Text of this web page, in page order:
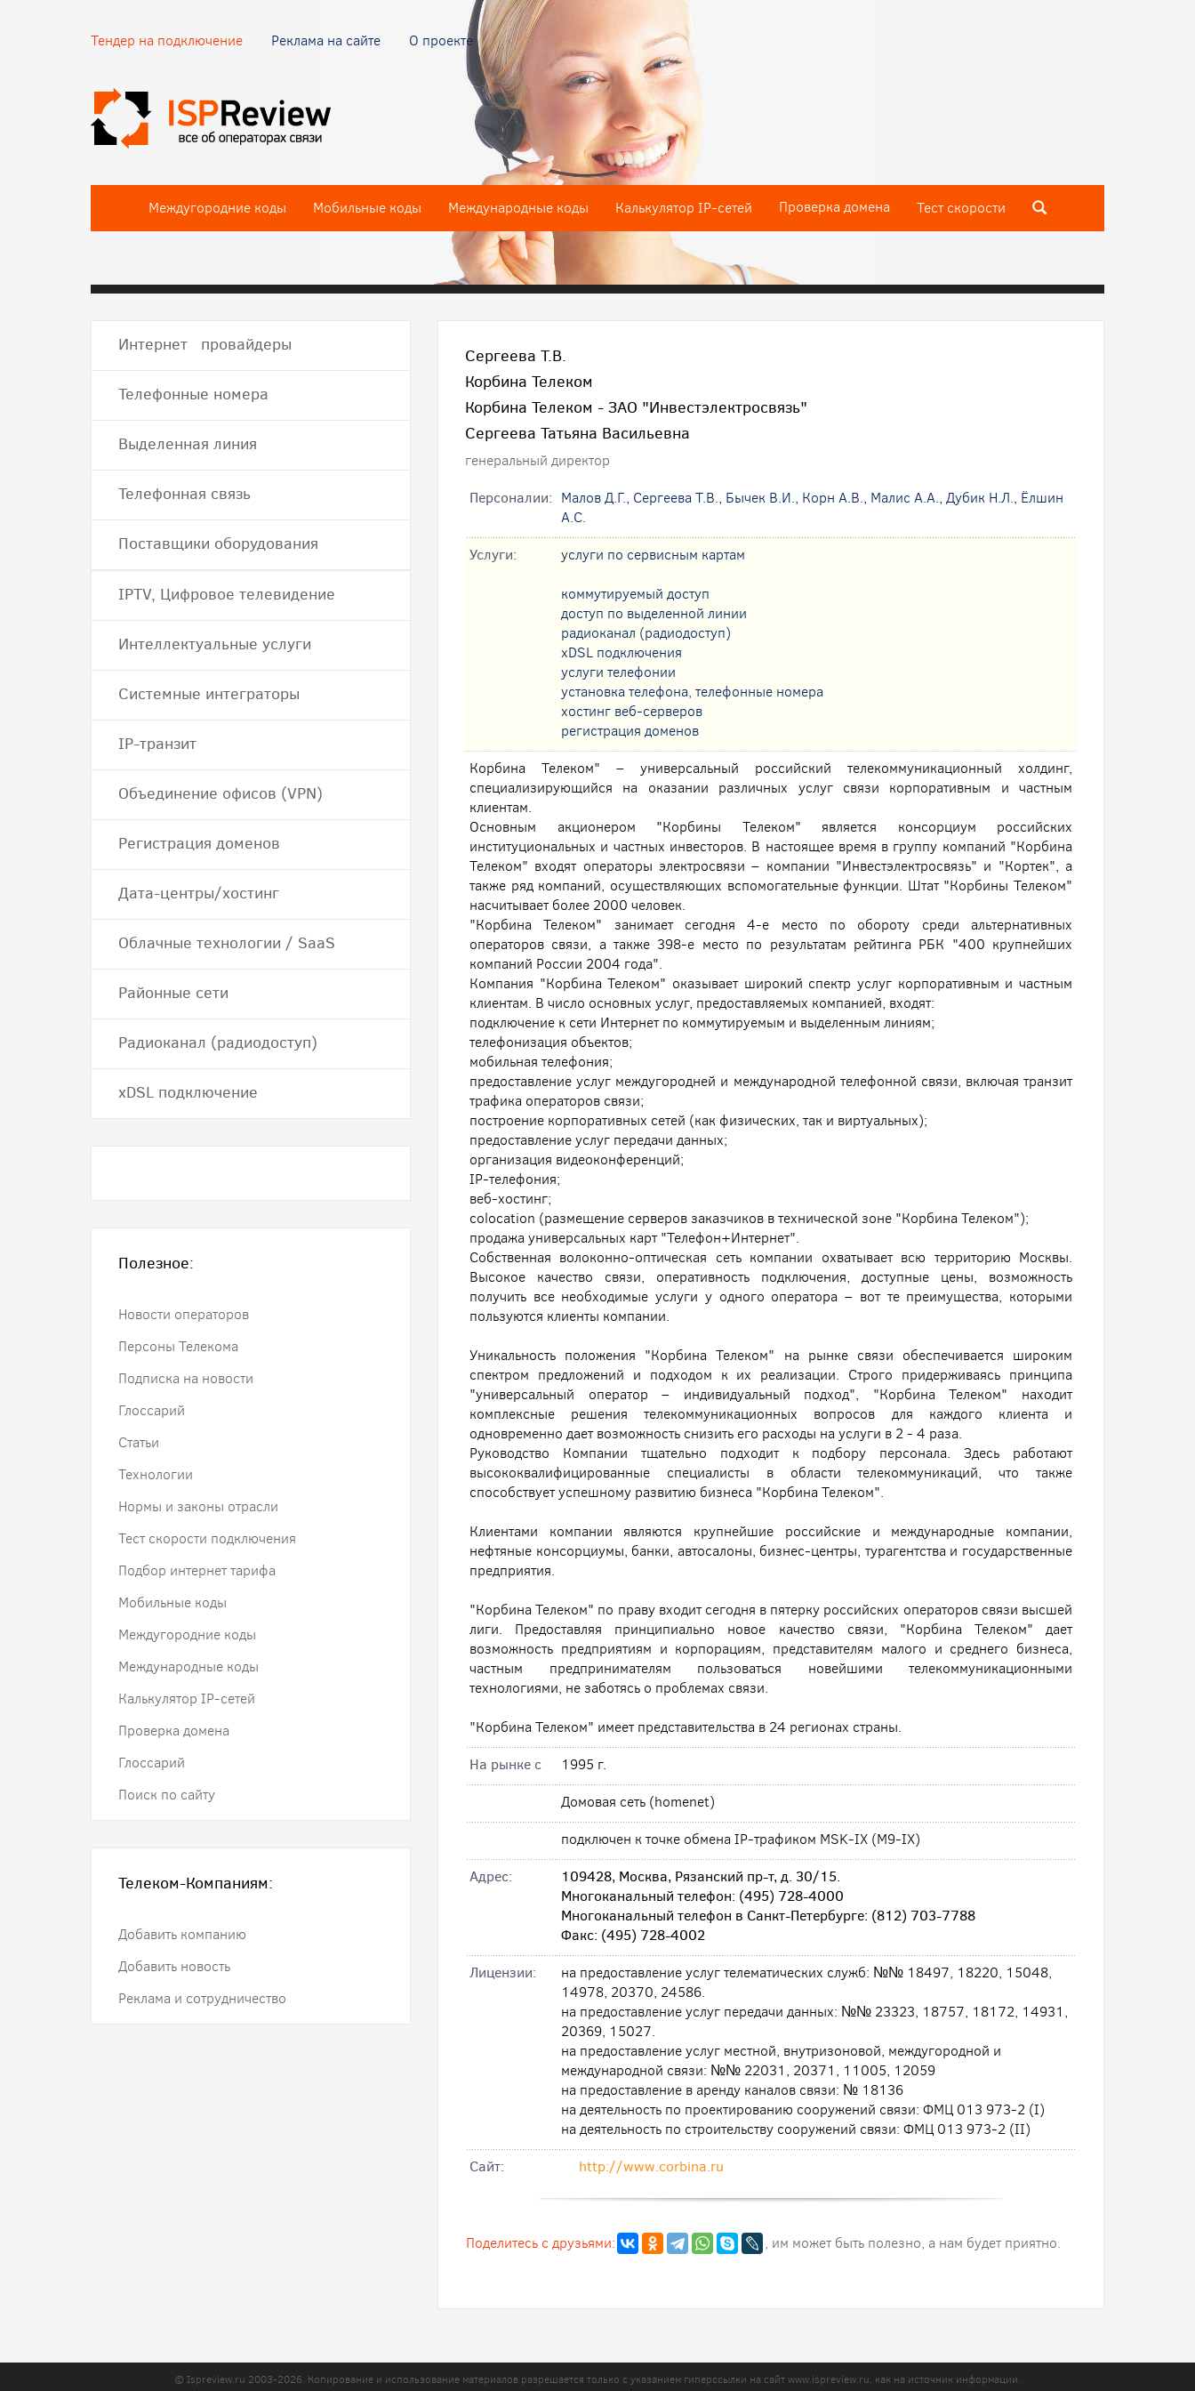
Тендер на подключение Реклама на сайте О проекте
Междугородние коды Мобильные коды Международные коды Калькулятор IP-сетей Проверка домена Тест скороcти
Сергеева Т.В.
Корбина Телеком
Корбина Телеком - ЗАО "Инвестэлектросвязь"
Сергеева Татьяна Васильевна
генеральный директор
Персоналии: Малов Д.Г., Сергеева Т.В., Бычек В.И., Корн А.В., Малис А.А., Дубик Н.Л., Ёлшин
А.С.
Услуги:
услуги по сервисным картам
коммутируемый доступ
доступ по выделенной линии
радиоканал (радиодоступ)
xDSL подключения
услуги телефонии
установка телефона, телефонные номера
хостинг веб-серверов
регистрация доменов
Корбина Телеком" – универсальный российский телекоммуникационный холдинг,
специализирующийся на оказании различных услуг связи корпоративным и частным
клиентам.
Основным акционером "Корбины Телеком" является консорциум российских
институциональных и частных инвесторов. В настоящее время в группу компаний "Корбина
Телеком" входят операторы электросвязи – компании "Инвестэлектросвязь" и "Кортек", а
также ряд компаний, осуществляющих вспомогательные функции. Штат "Корбины Телеком"
насчитывает более 2000 человек.
"Корбина Телеком" занимает сегодня 4-е место по обороту среди альтернативных
операторов связи, а также 398-е место по результатам рейтинга РБК "400 крупнейших
компаний России 2004 года".
Компания "Корбина Телеком" оказывает широкий спектр услуг корпоративным и частным
клиентам. В число основных услуг, предоставляемых компанией, входят:
подключение к сети Интернет по коммутируемым и выделенным линиям;
телефонизация объектов;
мобильная телефония;
предоставление услуг междугородней и международной телефонной связи, включая транзит
трафика операторов связи;
построение корпоративных сетей (как физических, так и виртуальных);
предоставление услуг передачи данных;
организация видеоконференций;
IP-телефония;
веб-хостинг;
colocation (размещение серверов заказчиков в технической зоне "Корбина Телеком");
продажа универсальных карт "Телефон+Интернет".
Собственная волоконно-оптическая сеть компании охватывает всю территорию Москвы.
Высокое качество связи, оперативность подключения, доступные цены, возможность
получить все необходимые услуги у одного оператора – вот те преимущества, которыми
пользуются клиенты компании.
Уникальность положения "Корбина Телеком" на рынке связи обеспечивается широким
спектром предложений и подходом к их реализации. Строго придерживаясь принципа
"универсальный оператор – индивидуальный подход", "Корбина Телеком" находит
комплексные решения телекоммуникационных вопросов для каждого клиента и
одновременно дает возможность снизить его расходы на услуги в 2 - 4 раза.
Руководство Компании тщательно подходит к подбору персонала. Здесь работают
высококвалифицированные специалисты в области телекоммуникаций, что также
способствует успешному развитию бизнеса "Корбина Телеком".
Клиентами компании являются крупнейшие российские и международные компании,
нефтяные консорциумы, банки, автосалоны, бизнес-центры, турагентства и государственные
предприятия.
"Корбина Телеком" по праву входит сегодня в пятерку российских операторов связи высшей
лиги. Предоставляя принципиально новое качество связи, "Корбина Телеком" дает
возможность предприятиям и корпорациям, представителям малого и среднего бизнеса,
частным предпринимателям пользоваться новейшими телекоммуникационными
технологиями, не заботясь о проблемах связи.
"Корбина Телеком" имеет представительства в 24 регионах страны.
На рынке с
1995 г.
Домовая сеть (homenet)
подключен к точке обмена IP-трафиком MSK-IX (M9-IX)
Адрес:
109428, Москва, Рязанский пр-т, д. 30/15.
Многоканальный телефон: (495) 728-4000
Многоканальный телефон в Санкт-Петербурге: (812) 703-7788
Факс: (495) 728-4002
Лицензии:
на предоставление услуг телематических служб: №№ 18497, 18220, 15048,
14978, 20370, 24586.
на предоставление услуг передачи данных: №№ 23323, 18757, 18172, 14931,
20369, 15027.
на предоставление услуг местной, внутризоновой, междугородной и
международной связи: №№ 22031, 20371, 11005, 12059
на предоставление в аренду каналов связи: № 18136
на деятельность по проектированию сооружений связи: ФМЦ 013 973-2 (I)
на деятельность по строительству сооружений связи: ФМЦ 013 973-2 (II)
Cайт:
http://www.corbina.ru
Поделитесь с друзьями: , им может быть полезно, а нам будет приятно.
Интернет провайдеры
Телефонные номера
Выделенная линия
Телефонная связь
Поставщики оборудования
IPTV, Цифровое телевидение
Интеллектуальные услуги
Системные интеграторы
IP-транзит
Объединение офисов (VPN)
Регистрация доменов
Дата-центры/хостинг
Облачные технологии / SaaS
Районные сети
Радиоканал (радиодоступ)
хDSL подключение
Полезное:
Новости операторов
Персоны Телекома
Подписка на новости
Глоссарий
Статьи
Технологии
Нормы и законы отрасли
Тест скорости подключения
Подбор интернет тарифа
Мобильные коды
Междугородние коды
Международные коды
Калькулятор IP-сетей
Проверка домена
Глоссарий
Поиск по сайту
Телеком-Компаниям:
Добавить компанию
Добавить новость
Реклама и сотрудничество
© Ispreview.ru 2003-2026. Копирование и использование материалов разрешается только с указанием гиперссылки на сайтwww.ispreview.ru, как на источник информации.